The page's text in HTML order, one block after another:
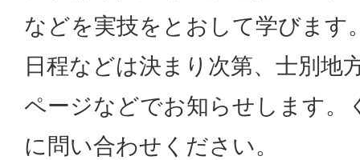
などを実技をとおして学びます
日程などは決まり次第、士別地
ページなどでお知らせします。
に問い合わせください。